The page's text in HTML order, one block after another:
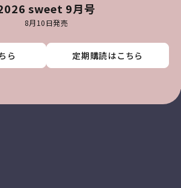
sweet 9月号
8月10日発売
ら 定期購読はこちら
ら 定期購読はこちら
ら 定期購読はこちら
ら 定期購読はこちら